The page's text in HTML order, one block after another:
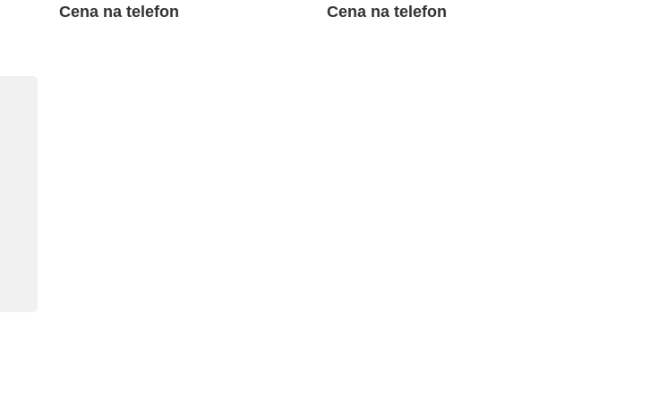
Cena na telefon Cena na telefon